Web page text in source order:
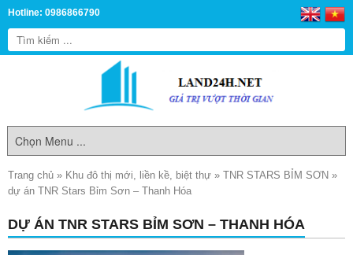
Hotline: 0986866790
Trang chủ » Khu đô thị mới, liền kề, biệt thự » TNR STARS BỈM SƠN »
dự án TNR Stars Bỉm Sơn – Thanh Hóa
DỰ ÁN TNR STARS BỈM SƠN – THANH HÓA